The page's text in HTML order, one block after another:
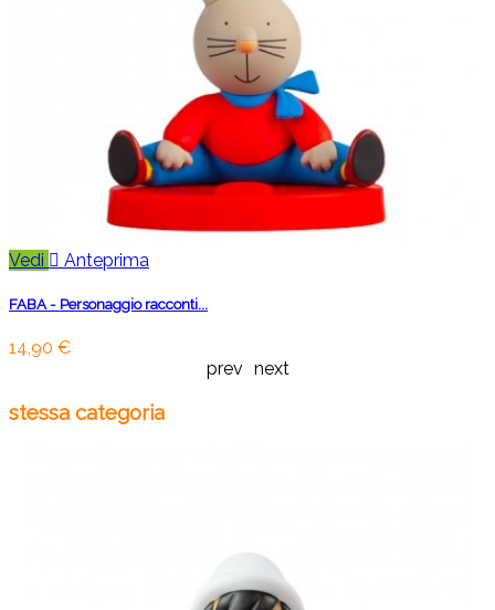
Vedi  Anteprima
FABA - Personaggio racconti...
14,90 €
prev next
stessa categoria